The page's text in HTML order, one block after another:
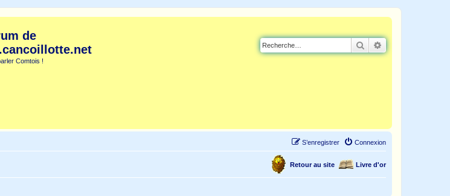
de
Comtois !
Rechercher
Connexion
S’enregistrer
Livre d'or
Retour au site